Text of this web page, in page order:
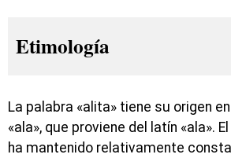
Etimología
La palabra «alita» tiene su origen
«ala», que proviene del latín «ala».
ha mantenido relativamente